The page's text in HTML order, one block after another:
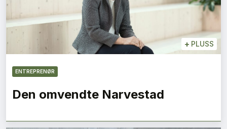
+ PLUSS
ENTREPRENØR
Den omvendte Narvestad